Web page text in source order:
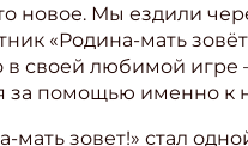
новое. Мы ездили
«Родина-мать
в своей любимой
за помощью именно к
мать зовет!» стал